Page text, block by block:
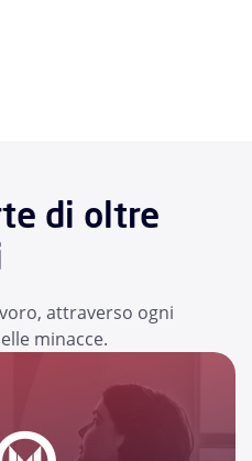
di oltre
attraverso ogni
minacce.